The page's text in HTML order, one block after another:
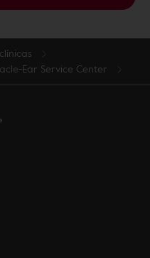
Ear Service Center